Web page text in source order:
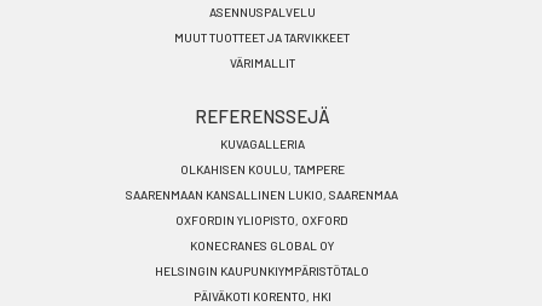
ASENNUSPALVELU
MUUT TUOTTEET JA TARVIKKEET
VÄRIMALLIT
REFERENSSEJÄ
KUVAGALLERIA
OLKAHISEN KOULU, TAMPERE
SAARENMAAN KANSALLINEN LUKIO, SAARENMAA
OXFORDIN YLIOPISTO, OXFORD
KONECRANES GLOBAL OY
HELSINGIN KAUPUNKIYMPÄRISTÖTALO
PÄIVÄKOTI KORENTO, HKI